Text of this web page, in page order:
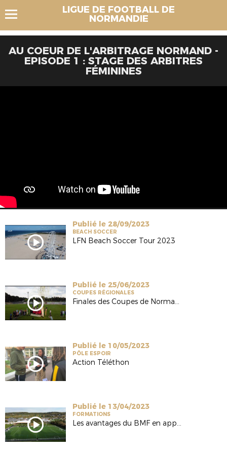
LIGUE DE FOOTBALL DE
NORMANDIE
AU COEUR DE L'ARBITRAGE NORMAND -
EPISODE 1 : STAGE DES ARBITRES
FÉMININES
Publié le 28/09/2023
BEACH SOCCER
LFN Beach Soccer Tour 2023
Publié le 25/06/2023
COUPES RÉGIONALES
Finales des Coupes de Normandie 2023
Publié le 10/05/2023
PÔLE ESPOIR
Action Téléthon
Publié le 13/04/2023
FORMATIONS
Les avantages du BMF en apprentissage